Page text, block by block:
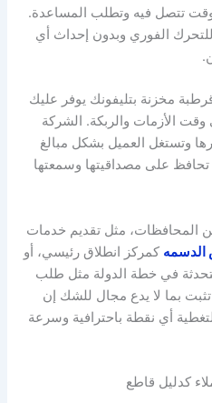
تتصل فيه وتطلب المساعدة.
الفوري وبدون إحداث أي
مخزنة بتليفونك يوفر عليك
وقت الأزمات والربكة. الشركة
وتستغل العميل بشكل مبالغ
على مصداقيتها وسمعتها
المحافظات، مثل تقديم خدمات
الدسمه كمركز انطلاق رئيسي، أو
في خطة الدولة مثل طلب
تثبت بما لا يدع مجال للشك إن
أي نقطة باحترافية وسرعة
كدليل قاطع